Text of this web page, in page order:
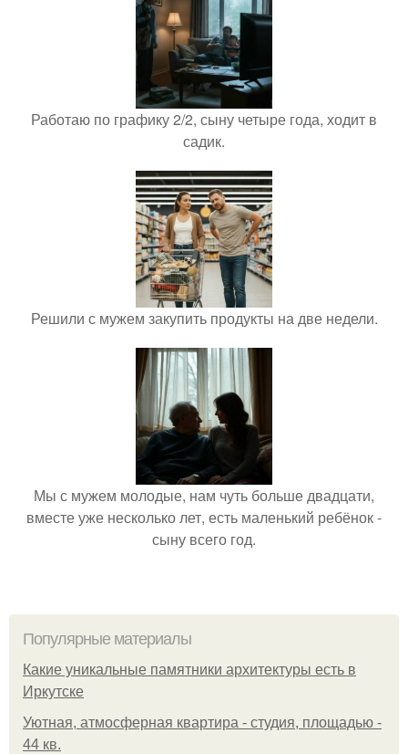
Работаю по графику 2/2, сыну четыре года, ходит в
садик.
Решили с мужем закупить продукты на две недели.
Мы с мужем молодые, нам чуть больше двадцати,
вместе уже несколько лет, есть маленький ребёнок -
сыну всего год.
Популярные материалы
Какие уникальные памятники архитектуры есть в
Иркутске
Уютная, атмосферная квартира - студия, площадью -
44 кв.